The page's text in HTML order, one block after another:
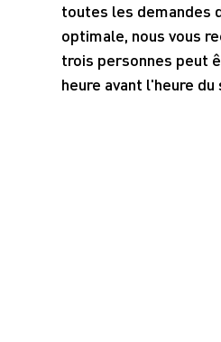
toutes les demandes
optimale, nous vous
trois personnes peut
heure avant l'heure